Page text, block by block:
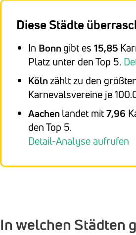
Diese Städte
In Bonn gibt es 15,85
Platz unter den Top 5.
Kölnzählt zu den
Karnevalsvereine je
Aachen landet mit7,96
den Top 5.
Detail-Analyse aufrufen
In welchen Städten